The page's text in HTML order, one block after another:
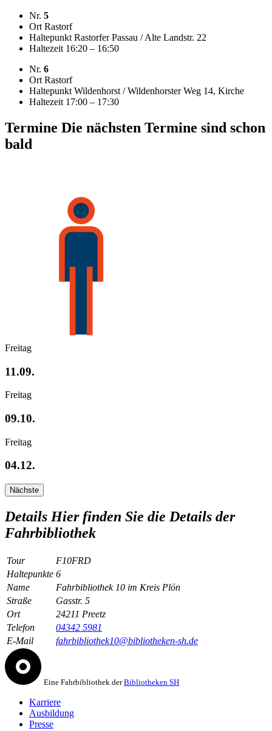
Nr. 5
Ort Rastorf
Haltepunkt Rastorfer Passau / Alte Landstr. 22
Haltezeit 16:20 – 16:50
Nr. 6
Ort Rastorf
Haltepunkt Wildenhorst / Wildenhorster Weg 14, Kirche
Haltezeit 17:00 – 17:30
Termine Die nächsten Termine sind schon
bald
Freitag
11.09.
Freitag
09.10.
Freitag
04.12.
Nächste
Details Hier finden Sie die Details der
Fahrbibliothek
Tour
F10FRD
Haltepunkte 6
Name
Fahrbibliothek 10 im Kreis Plön
Straße
Gasstr. 5
Ort
24211 Preetz
Telefon
04342 5981
E-Mail
fahrbibliothek10@bibliotheken-sh.de
Eine Fahrbibliothek derBibliotheken SH
Karriere
Ausbildung
Presse